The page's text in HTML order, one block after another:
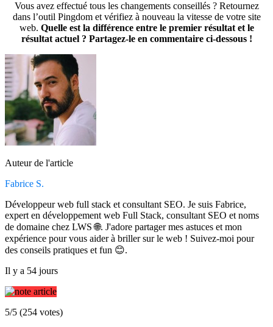
Vous avez effectué tous les changements conseillés ? Retournez
dans l’outil Pingdom et vérifiez à nouveau la vitesse de votre site
web. Quelle est la différence entre le premier résultat et le
résultat actuel ? Partagez-le en commentaire ci-dessous !
Auteur de l'article
Fabrice S.
Développeur web full stack et consultant SEO. Je suis Fabrice,
expert en développement web Full Stack, consultant SEO et noms
de domaine chez LWS 🌐. J'adore partager mes astuces et mon
expérience pour vous aider à briller sur le web ! Suivez-moi pour
des conseils pratiques et fun 😊.
Il y a 54 jours
5/5 (254 votes)